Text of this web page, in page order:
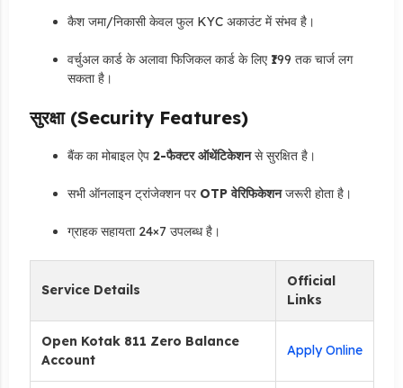
कैश जमा/निकासी केवल फुल KYC अकाउंट में संभव है।
वर्चुअल कार्ड के अलावा फिजिकल कार्ड के लिए ₹199 तक चार्ज लग
सकता है।
सुरक्षा (Security Features)
बैंक का मोबाइल ऐप 2-फैक्टर ऑथेंटिकेशनसे सुरक्षित है।
सभी ऑनलाइन ट्रांजेक्शन पर OTP वेरिफिकेशनजरूरी होता है।
ग्राहक सहायता 24×7 उपलब्ध है।
Service Details
Official
Links
Open Kotak 811 Zero Balance
Account
Apply Online